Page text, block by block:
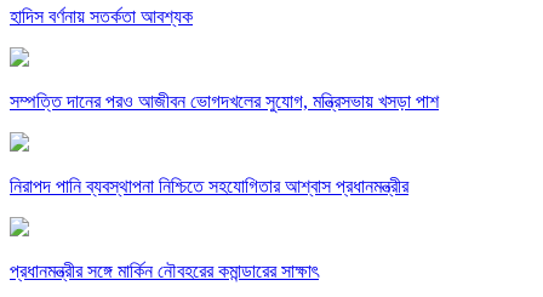
হাদিস বর্ণনায় সতর্কতা আবশ্যক
সম্পত্তি দানের পরও আজীবন ভোগদখলের সুযোগ, মন্ত্রিসভায় খসড়া পাশ
নিরাপদ পানি ব্যবস্থাপনা নিশ্চিতে সহযোগিতার আশ্বাস প্রধানমন্ত্রীর
প্রধানমন্ত্রীর সঙ্গে মার্কিন নৌবহরের কমান্ডারের সাক্ষাৎ